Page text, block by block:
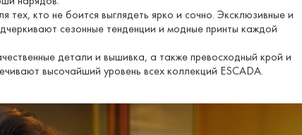
тех, кто не боится выглядеть ярко и сочно. Эксклюзивные и
сезонные тенденции и модные принты каждой
детали и вышивка, а также превосходный крой и
высочайший уровень всех коллекций ESCADA.